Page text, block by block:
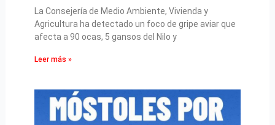
La Consejería de Medio Ambiente, Vivienda y
Agricultura ha detectado un foco de gripe aviar que
afecta a 90 ocas, 5 gansos del Nilo y
Leer más »